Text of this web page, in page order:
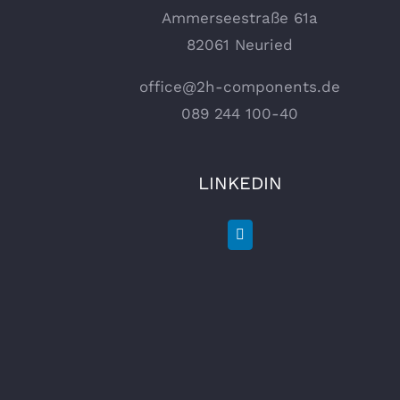
Ammerseestraße 61a
82061 Neuried
office@2h-components.de
089 244 100-40
LINKEDIN